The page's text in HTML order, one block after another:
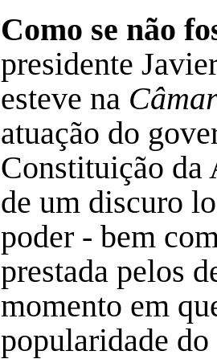
Como se não
presidente
esteve na
atuação do
Constituição da
de um discuro
poder - bem
prestada pelos
momento em
popularidade